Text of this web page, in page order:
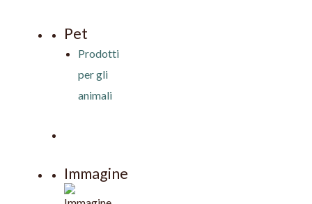
Pet
Prodotti
per gli
animali
Immagine